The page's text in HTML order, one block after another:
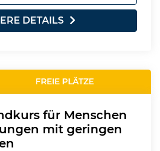
DETAILS
FREIE PLÄTZE
für Menschen
mit geringen